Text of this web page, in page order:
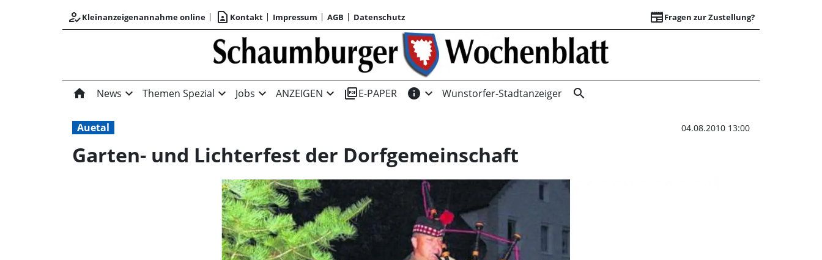
how_to_regKleinanzeigenannahme online contact_page Kontakt Impressum AGB Datenschutz newspaperFragen zur Zustellung?
Garten- und
home News expand_more Themen Spezial expand_more Jobs expand_more ANZEIGEN expand_more picture_as_pdfE-PAPER info expand_more Wunstorfer-Stadtanzeiger search
Auetal 04.08.2010 13:00
Garten- und Lichterfest der Dorfgemeinschaft